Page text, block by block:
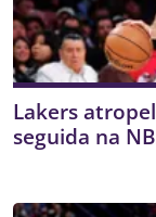
Lakers
seguida na